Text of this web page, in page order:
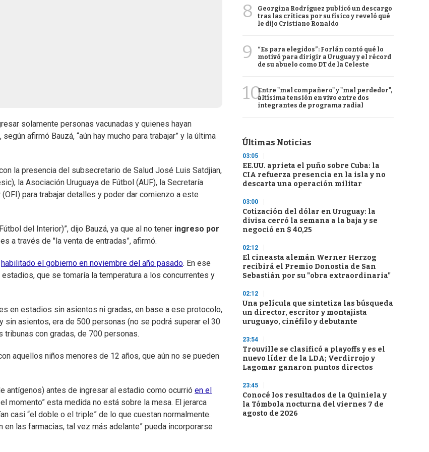
solamente personas vacunadas y quienes hayan
afirmó Bauzá, “aún hay mucho para trabajar” y la última
la presencia del subsecretario de Salud José Luis Satdjian,
la Asociación Uruguaya de Fútbol (AUF), la Secretaría
para trabajar detalles y poder dar comienzo a este
del Interior)”, dijo Bauzá, ya que al no tener ingreso por
a través de "la venta de entradas”, afirmó.
habilitado el gobierno en noviembre del año pasado. En ese
que se tomaría la temperatura a los concurrentes y
en estadios sin asientos ni gradas, en base a ese protocolo,
asientos, era de 500 personas (no se podrá superar el 30
con gradas, de 700 personas.
aquellos niños menores de 12 años, que aún no se pueden
antígenos) antes de ingresar al estadio como ocurrió en el
momento” esta medida no está sobre la mesa. El jerarca
casi “el doble o el triple” de lo que cuestan normalmente.
las farmacias, tal vez más adelante” pueda incorporarse
8
Georgina Rodríguez publicó un descargo
tras las críticas por su físico y reveló qué
le dijo Cristiano Ronaldo
9
“Es para elegidos”: Forlán contó qué lo
motivó para dirigir a Uruguay y el récord
de su abuelo como DT de la Celeste
10Entre "mal compañero" y "mal perdedor",
altísima tensión en vivo entre dos
integrantes de programa radial
Últimas Noticias
03:05
EE.UU. aprieta el puño sobre Cuba: la
CIA refuerza presencia en la isla y no
descarta una operación militar
03:00
Cotización del dólar en Uruguay: la
divisa cerró la semana a la baja y se
negoció en $ 40,25
02:12
El cineasta alemán Werner Herzog
recibirá el Premio Donostia de San
Sebastián por su "obra extraordinaria"
02:12
Una película que sintetiza las búsqueda
un director, escritor y montajista
uruguayo, cinéfilo y debutante
23:54
Trouville se clasificó a playoffs y es el
nuevo líder de la LDA; Verdirrojo y
Lagomar ganaron puntos directos
23:45
Conocé los resultados de la Quiniela y
la Tómbola nocturna del viernes 7 de
agosto de 2026